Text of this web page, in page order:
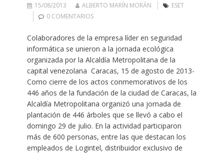
15/08/2013 ALBERTO MARÍN MORÁN
ESET
0 COMENTARIOS
Colaboradores de la empresa líder en seguridad
informática se unieron a la jornada ecológica
organizada por la Alcaldía Metropolitana de la
capital venezolana Caracas, 15 de agosto de 2013-
Como cierre de los actos conmemorativos de los
446 años de la fundación de la ciudad de Caracas, la
Alcaldía Metropolitana organizó una jornada de
plantación de 446 árboles que se llevó a cabo el
domingo 29 de julio. En la actividad participaron
más de 600 personas, entre las que destacan los
empleados de Logintel, distribuidor exclusivo de